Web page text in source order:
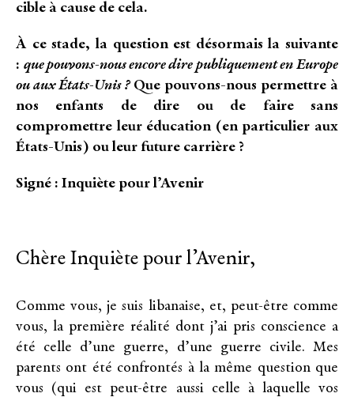
cible à cause de cela.
À ce stade, la question est désormais la suivante
: que pouvons-nous encore dire publiquement en Europe
ou aux États-Unis ? Que pouvons-nous permettre à
nos enfants de dire ou de faire sans
compromettre leur éducation (en particulier aux
États-Unis) ou leur future carrière ?
Signé : Inquiète pour l’Avenir
Chère Inquiète pour l’Avenir,
Comme vous, je suis libanaise, et, peut-être comme
vous, la première réalité dont j’ai pris conscience a
été celle d’une guerre, d’une guerre civile. Mes
parents ont été confrontés à la même question que
vous (qui est peut-être aussi celle à laquelle vos